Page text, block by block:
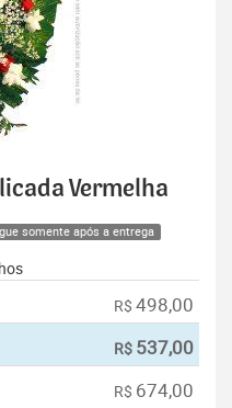
Vermelha
somente após a entrega
R$ 498,00
R$ 537,00
R$ 674,00